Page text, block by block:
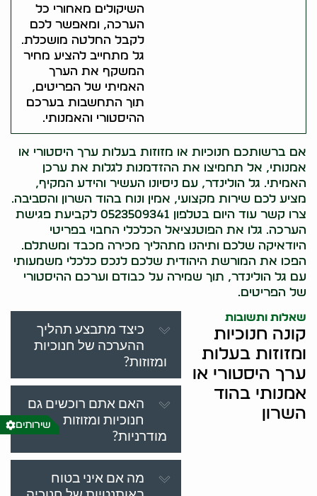
השיקולים מאחורי כל
הערכה, ומאפשר לכם
לקבל החלטה מושכלת.
גל מתחייב להציע מחיר
המשקף את הערך
האמיתי של הפריטים,
תוך התחשבות בערכם
ההיסטורי והאמנותי.
אם ברשותכם חנוכיות או מזוזות בעלות ערך היסטורי או
אמנותי, אל תחמיצו את ההזדמנות לגלות את ערכן
האמיתי. גל הולינדר, עם ניסיונו העשיר והידע המקיף,
מציע לכם שירות מקצועי, אמין ונוח בהוד השרון והסביבה.
צרו קשר עוד היום בטלפון 0523509341 לקביעת פגישת
הערכה. גלו את הפוטנציאל הכלכלי החבוי בפריטי
היודאיקה שלכם ותיהנו מתהליך מכירה מכבד ומשתלם.
הפכו את המורשת היהודית שלכם לנכס כלכלי משמעותי
עם גל הולינדר, תוך שמירה על כבודם וערכם ההיסטורי
של הפריטים.
שאלות ותשובות
קונה חנוכיות
ומזוזות בעלות
ערך היסטורי או
אמנותי בהוד
השרון
כיצד מתבצע תהליך
ההערכה של חנוכיות
ומזוזות?
האם אתם רוכשים גם
חנוכיות ומזוזות
מודרניות?
מה אם איני בטוח
שירותים